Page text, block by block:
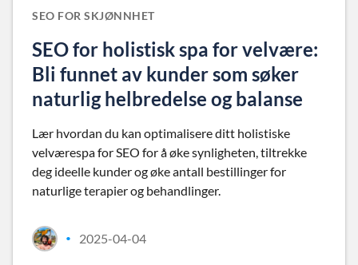
SEO FOR SKJØNNHET
SEO for holistisk spa for velvære:
Bli funnet av kunder som søker
naturlig helbredelse og balanse
Lær hvordan du kan optimalisere ditt holistiske
velværespa for SEO for å øke synligheten, tiltrekke
deg ideelle kunder og øke antall bestillinger for
naturlige terapier og behandlinger.
• 2025-04-04